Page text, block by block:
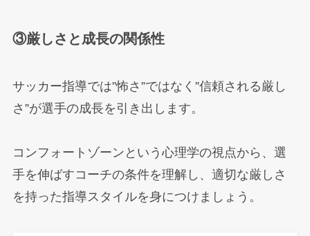
③厳しさと成長の関係性
サッカー指導では”怖さ”ではなく”信頼される厳し
さ”が選手の成長を引き出します。
コンフォートゾーンという心理学の視点から、選
手を伸ばすコーチの条件を理解し、適切な厳しさ
を持った指導スタイルを身につけましょう。